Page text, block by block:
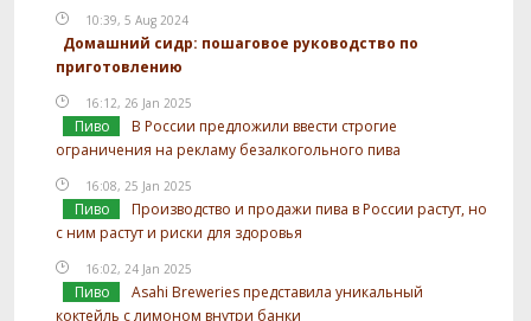
10:39, 5 Aug 2024
Домашний сидр: пошаговое руководство по
приготовлению
16:12, 26 Jan 2025
Пиво
В России предложили ввести строгие
ограничения на рекламу безалкогольного пива
16:08, 25 Jan 2025
Пиво
Производство и продажи пива в России растут, но
с ним растут и риски для здоровья
16:02, 24 Jan 2025
Пиво
Asahi Breweries представила уникальный
коктейль с лимоном внутри банки